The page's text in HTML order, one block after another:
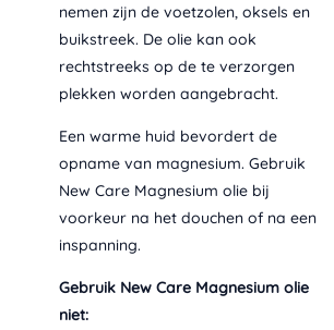
nemen zijn de voetzolen, oksels en
buikstreek. De olie kan ook
rechtstreeks op de te verzorgen
plekken worden aangebracht.
Een warme huid bevordert de
opname van magnesium. Gebruik
New Care Magnesium olie bij
voorkeur na het douchen of na een
inspanning.
Gebruik New Care Magnesium olie
niet: